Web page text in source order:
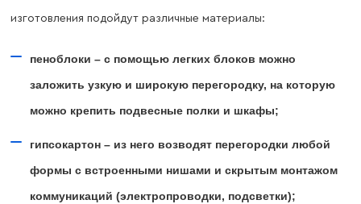
изготовления подойдут различные материалы:
пеноблоки – с помощью легких блоков можно
заложить узкую и широкую перегородку, на которую
можно крепить подвесные полки и шкафы;
гипсокартон – из него возводят перегородки любой
формы с встроенными нишами и скрытым монтажом
коммуникаций (электропроводки, подсветки);